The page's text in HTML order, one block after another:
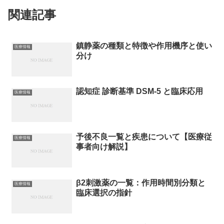
関連記事
医療情報
鎮静薬の種類と特徴や作用機序と使い
分け
医療情報 認知症 診断基準 DSM-5 と臨床応用
医療情報
予後不良一覧と疾患について【医療従
事者向け解説】
医療情報
β2刺激薬の一覧：作用時間別分類と
臨床選択の指針